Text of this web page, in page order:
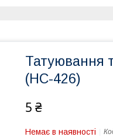
Татуювання
(HC-426)
5 ₴
Немає в наявності